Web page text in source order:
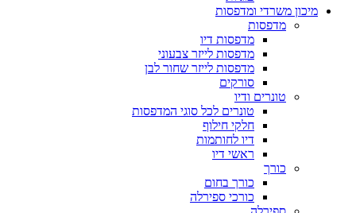
מיכון משרדי ומדפסות
מדפסות
מדפסות דיו
מדפסות לייזר צבעוני
מדפסות לייזר שחור לבן
סורקים
טונרים ודיו
טונרים לכל סוגי המדפסות
חלקי חילוף
דיו לחותמות
ראשי דיו
כורך
כורך בחום
כורכי ספירלה